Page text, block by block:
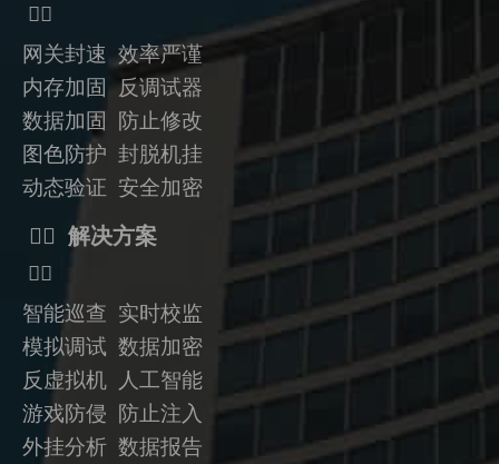
ᅟᅠ
网关封速 效率严谨
内存加固 反调试器
数据加固
防止修改
图色防护 封脱机挂
动态验证 安全加密
ᅟᅠ 解决方案
ᅟᅠ
智能巡查 实时校监
模拟调试 数据加密
反虚拟机
人工智能
游戏防侵 防止注入
外挂分析 数据报告